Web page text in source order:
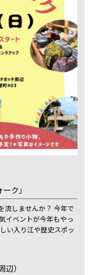
ク」
流しませんか？ 今年で
イベントが今年もやっ
い入り江や歴史スポッ
）